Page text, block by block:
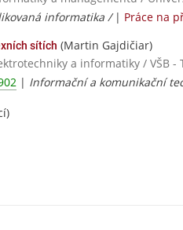
informatika / | Práce na
sítích (Martin Gajdičiar)
a informatiky / VŠB
| Informační a komunikační